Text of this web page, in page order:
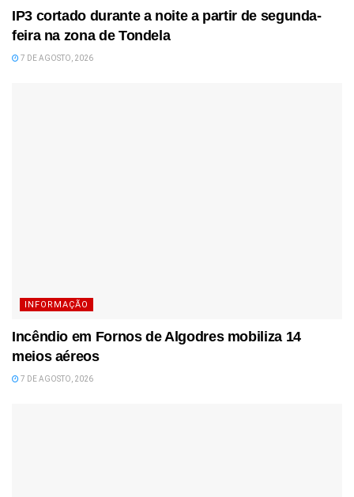
IP3 cortado durante a noite a partir de segunda-
feira na zona de Tondela
7 DE AGOSTO, 2026
INFORMAÇÃO
Incêndio em Fornos de Algodres mobiliza 14
meios aéreos
7 DE AGOSTO, 2026